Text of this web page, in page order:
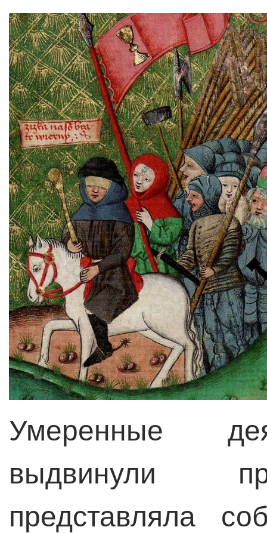
Умеренные
выдвинули
представляла